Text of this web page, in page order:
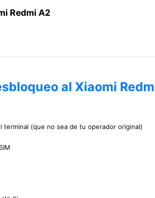
Redmi A2
al Xiaomi
terminal (que no sea de tu operador original)